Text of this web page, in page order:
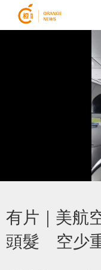
有片｜美航
頭髮 空少